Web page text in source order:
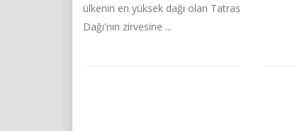
ülkenin en yüksek dağı olan Tatras
Dağı'nın zirvesine ...